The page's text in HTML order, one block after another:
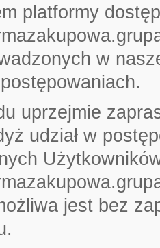
platformy
w
uprzejmie
udział w
jest bez